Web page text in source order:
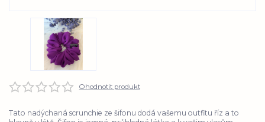
Ohodnotit produkt
Tato nadýchaná scrunchie ze šifonu dodá vašemu outfitu říz a to